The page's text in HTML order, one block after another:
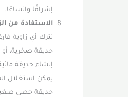
إشراقًا واتساعًا.
الاستفادة من
تترك أي زاوية
حديقة صخرية، أو
إنشاء حديقة مائية
يمكن استغلال
حديقة حصى صغيرة.